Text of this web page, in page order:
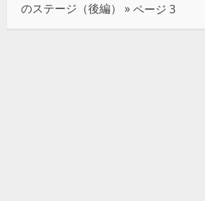
のステージ（後編）
»ページ 3